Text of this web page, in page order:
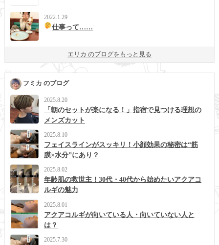
2022.1.29
仕事って……
エリカ のブログをもっと見る
フミカ のブログ
2025.8.20
「朝のセットが楽になる！」指宿で見つける理想の
メンズカット
2025.8.10
フェイスラインがスッキリ！小顔効果の秘密は“筋
膜×水分”にあり？
2025.8.02
年齢肌の救世主！30代・40代から始めたいアクアコ
ルギの魅力
2025.8.01
アクアコルギが向いている人・向いていない人と
は？
2025.7.30